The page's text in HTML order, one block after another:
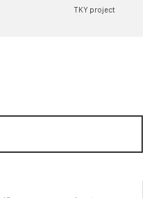
TKY project